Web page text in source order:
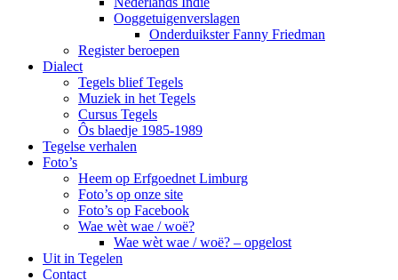
Ooggetuigenverslagen
Onderduikster Fanny Friedman
Register beroepen
Dialect
Tegels blief Tegels
Muziek in het Tegels
Cursus Tegels
Ôs blaedje 1985-1989
Tegelse verhalen
Foto’s
Heem op Erfgoednet Limburg
Foto’s op onze site
Foto’s op Facebook
Wae wèt wae / woë?
Wae wèt wae / woë? – opgelost
Uit in Tegelen
Contact